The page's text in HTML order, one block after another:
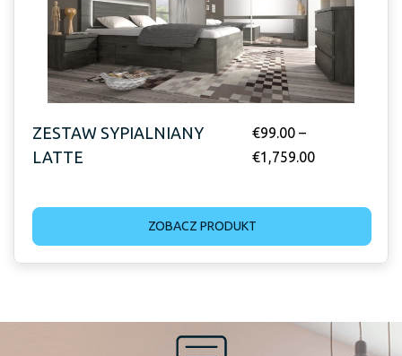
ZESTAW SYPIALNIANY
LATTE
€99.00 –
€1,759.00
ZOBACZ PRODUKT